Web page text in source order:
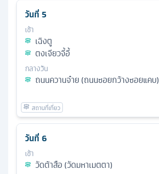
วันที่ 5
เช้า
เฉิงตู
ตงเจียวจี้อี้
กลางวัน
ถนนควานจ๋าย (ถนนซอยกว้างซอยแคบ)
วันที่ 6
เช้า
วัดต้าสือ (วัดมหาเมตตา)